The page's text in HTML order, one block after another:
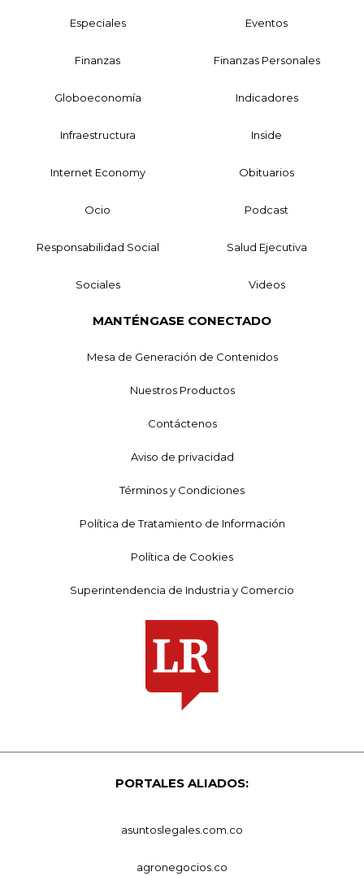
Especiales Eventos
Finanzas Finanzas Personales
Globoeconomía Indicadores
Infraestructura Inside
Internet Economy Obituarios
Ocio Podcast
Responsabilidad Social Salud Ejecutiva
Sociales Videos
MANTÉNGASE CONECTADO
Mesa de Generación de Contenidos
Nuestros Productos
Contáctenos
Aviso de privacidad
Términos y Condiciones
Política de Tratamiento de Información
Política de Cookies
Superintendencia de Industria y Comercio
PORTALES ALIADOS:
asuntoslegales.com.co
agronegocios.co